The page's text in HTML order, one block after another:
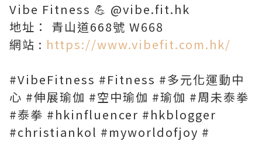
Vibe Fitness 💪 @vibe.fit.hk
地址： 青山道668號 W668
網站 : https://www.vibefit.com.hk/
#VibeFitness #Fitness #多元化運動中
心 #伸展瑜伽 #空中瑜伽 #瑜伽 #周未泰拳
#泰拳 #hkinfluencer #hkblogger
#christiankol #myworldofjoy #